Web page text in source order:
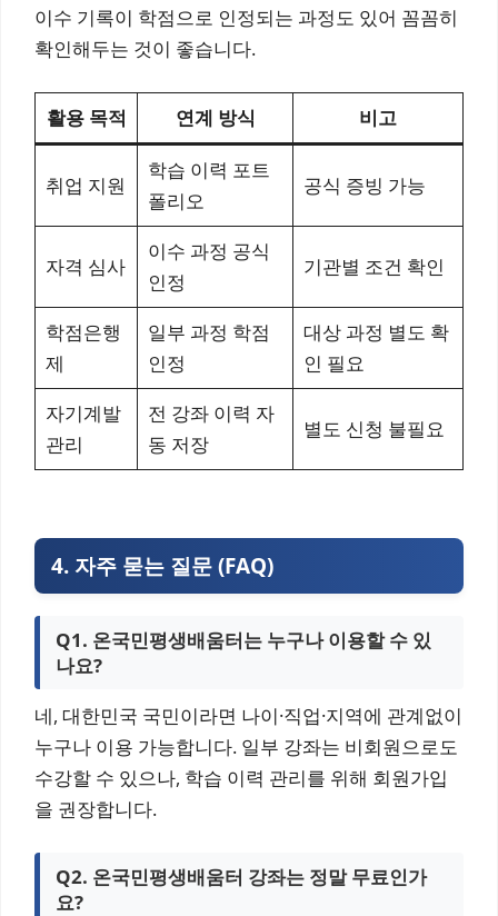
이수 기록이 학점으로 인정되는 과정도 있어 꼼꼼히
확인해두는 것이 좋습니다.
활용 목적 연계 방식 비고
취업 지원
학습 이력 포트
폴리오
공식 증빙 가능
자격 심사
이수 과정 공식
인정
기관별 조건 확인
학점은행
제
일부 과정 학점
인정
대상 과정 별도 확
인 필요
자기계발
관리
전 강좌 이력 자
동 저장
별도 신청 불필요
4. 자주 묻는 질문 (FAQ)
Q1. 온국민평생배움터는 누구나 이용할 수 있
나요?
네, 대한민국 국민이라면 나이·직업·지역에 관계없이
누구나 이용 가능합니다. 일부 강좌는 비회원으로도
수강할 수 있으나, 학습 이력 관리를 위해 회원가입
을 권장합니다.
Q2. 온국민평생배움터 강좌는 정말 무료인가
요?